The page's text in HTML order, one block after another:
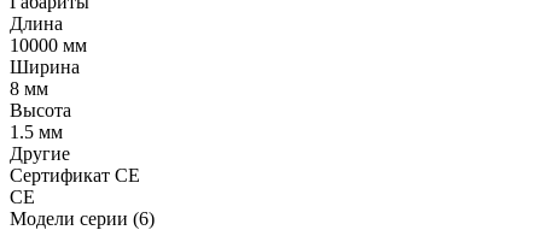
Длина
10000 мм
Ширина
8 мм
Высота
1.5 мм
Другие
Сертификат CE
CE
Модели серии (6)